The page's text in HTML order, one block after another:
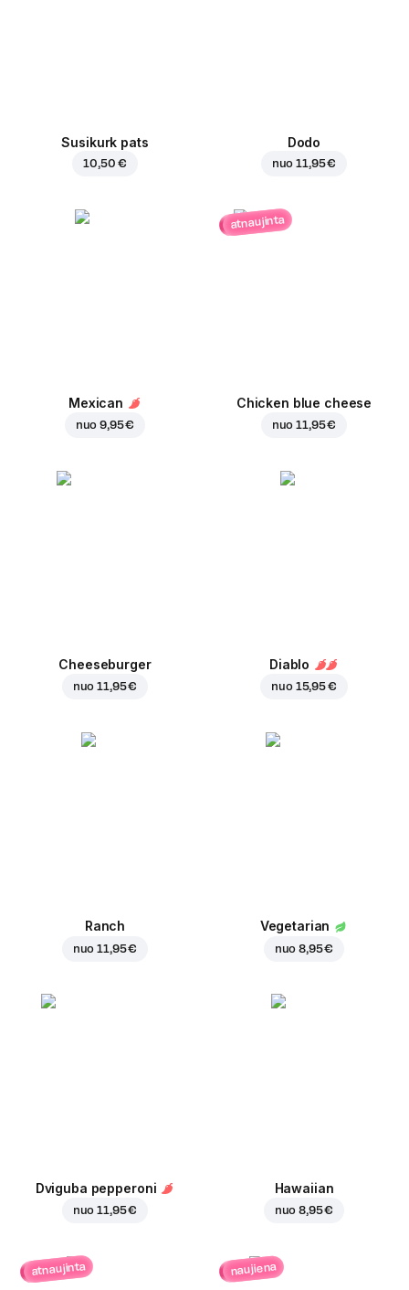
Susikurk pats
10,50 €
Dodo
nuo11,95 €
Mexican
nuo9,95 €
atnaujinta
Chicken blue cheese
nuo11,95 €
Cheeseburger
nuo11,95 €
Diablo
nuo 15,95 €
Ranch
nuo11,95 €
Vegetarian
nuo8,95 €
Dviguba pepperoni
nuo11,95 €
Hawaiian
nuo8,95 €
atnaujinta naujiena